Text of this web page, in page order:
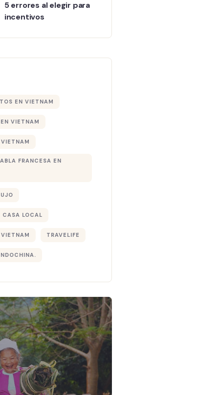
5 errores al elegir para
incentivos
EN VIETNAM
VIETNAM
FRANCESA EN
CASA LOCAL
TRAVELIFE